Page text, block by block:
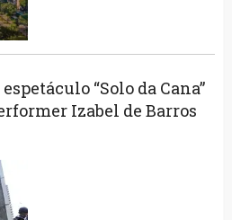
“Solo da Cana”
Izabel de Barros